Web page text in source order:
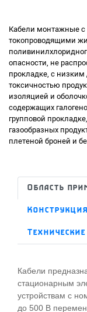
Кабели монтажные
токопроводящими
опасности, не
прокладке, с
токсичностью
изоляцией и
содержащих
групповой
газообразных
плетеной броней и
Область
Кабели
стационарным
устройствам с
до 500 В